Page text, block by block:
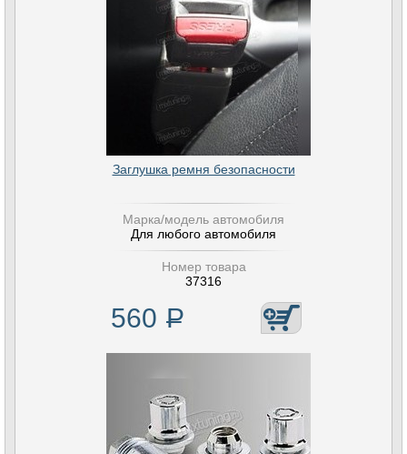
Заглушка ремня безопасности
Марка/модель автомобиля
Для любого автомобиля
Номер товара
37316
560 Р